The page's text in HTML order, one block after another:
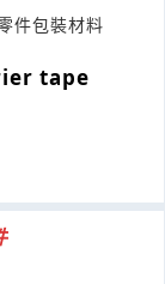
件包裝材料
tape